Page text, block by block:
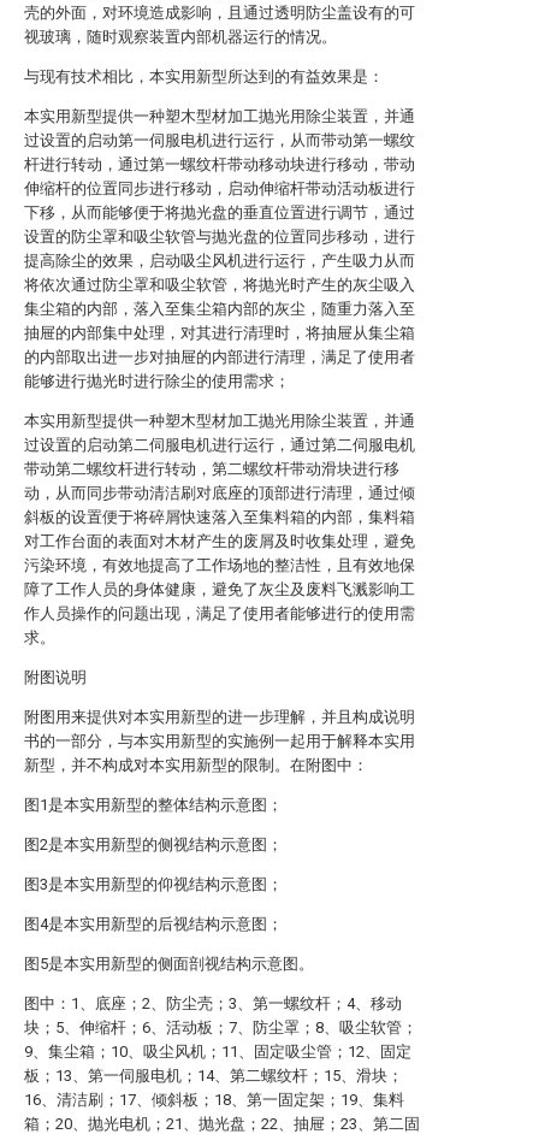
壳的外面，对环境造成影响，且通过透明防尘盖设有的可
视玻璃，随时观察装置内部机器运行的情况。
与现有技术相比，本实用新型所达到的有益效果是：
本实用新型提供一种塑木型材加工抛光用除尘装置，并通
过设置的启动第一伺服电机进行运行，从而带动第一螺纹
杆进行转动，通过第一螺纹杆带动移动块进行移动，带动
伸缩杆的位置同步进行移动，启动伸缩杆带动活动板进行
下移，从而能够便于将抛光盘的垂直位置进行调节，通过
设置的防尘罩和吸尘软管与抛光盘的位置同步移动，进行
提高除尘的效果，启动吸尘风机进行运行，产生吸力从而
将依次通过防尘罩和吸尘软管，将抛光时产生的灰尘吸入
集尘箱的内部，落入至集尘箱内部的灰尘，随重力落入至
抽屉的内部集中处理，对其进行清理时，将抽屉从集尘箱
的内部取出进一步对抽屉的内部进行清理，满足了使用者
能够进行抛光时进行除尘的使用需求；
本实用新型提供一种塑木型材加工抛光用除尘装置，并通
过设置的启动第二伺服电机进行运行，通过第二伺服电机
带动第二螺纹杆进行转动，第二螺纹杆带动滑块进行移
动，从而同步带动清洁刷对底座的顶部进行清理，通过倾
斜板的设置便于将碎屑快速落入至集料箱的内部，集料箱
对工作台面的表面对木材产生的废屑及时收集处理，避免
污染环境，有效地提高了工作场地的整洁性，且有效地保
障了工作人员的身体健康，避免了灰尘及废料飞溅影响工
作人员操作的问题出现，满足了使用者能够进行的使用需
求。
附图说明
附图用来提供对本实用新型的进一步理解，并且构成说明
书的一部分，与本实用新型的实施例一起用于解释本实用
新型，并不构成对本实用新型的限制。在附图中：
图1是本实用新型的整体结构示意图；
图2是本实用新型的侧视结构示意图；
图3是本实用新型的仰视结构示意图；
图4是本实用新型的后视结构示意图；
图5是本实用新型的侧面剖视结构示意图。
图中：1、底座；2、防尘壳；3、第一螺纹杆；4、移动
块；5、伸缩杆；6、活动板；7、防尘罩；8、吸尘软管；
9、集尘箱；10、吸尘风机；11、固定吸尘管；12、固定
板；13、第一伺服电机；14、第二螺纹杆；15、滑块；
16、清洁刷；17、倾斜板；18、第一固定架；19、集料
箱；20、抛光电机；21、抛光盘；22、抽屉；23、第二固